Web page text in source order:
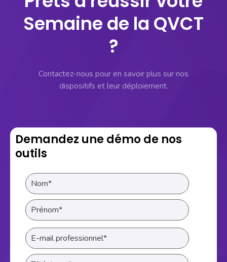
Semaine de la QVCT
?
Contactez-nous pour en savoir plus sur nos
dispositifs et leur déploiement.
Demandez une démo de nos
outils